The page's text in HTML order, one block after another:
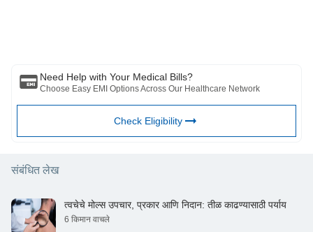
Need Help with Your Medical Bills?
Choose Easy EMI Options Across Our Healthcare Network
Check Eligibility
संबंधित लेख
त्वचेचे मोल्स उपचार, प्रकार आणि निदान: तीळ काढण्यासाठी पर्याय
6 किमान वाचले